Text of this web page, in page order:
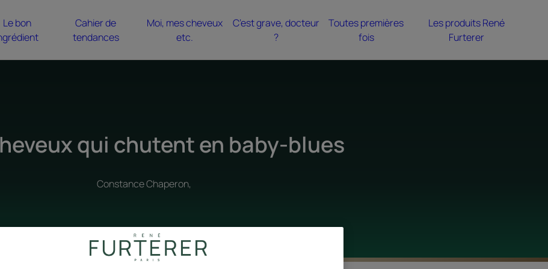
Le bon
Cahier de
tendances
Moi, mes cheveux
etc.
C’est grave, docteur
?
Toutes premières
fois
Les produits René
Furterer
qui chutent en baby-blues
Constance Chaperon,